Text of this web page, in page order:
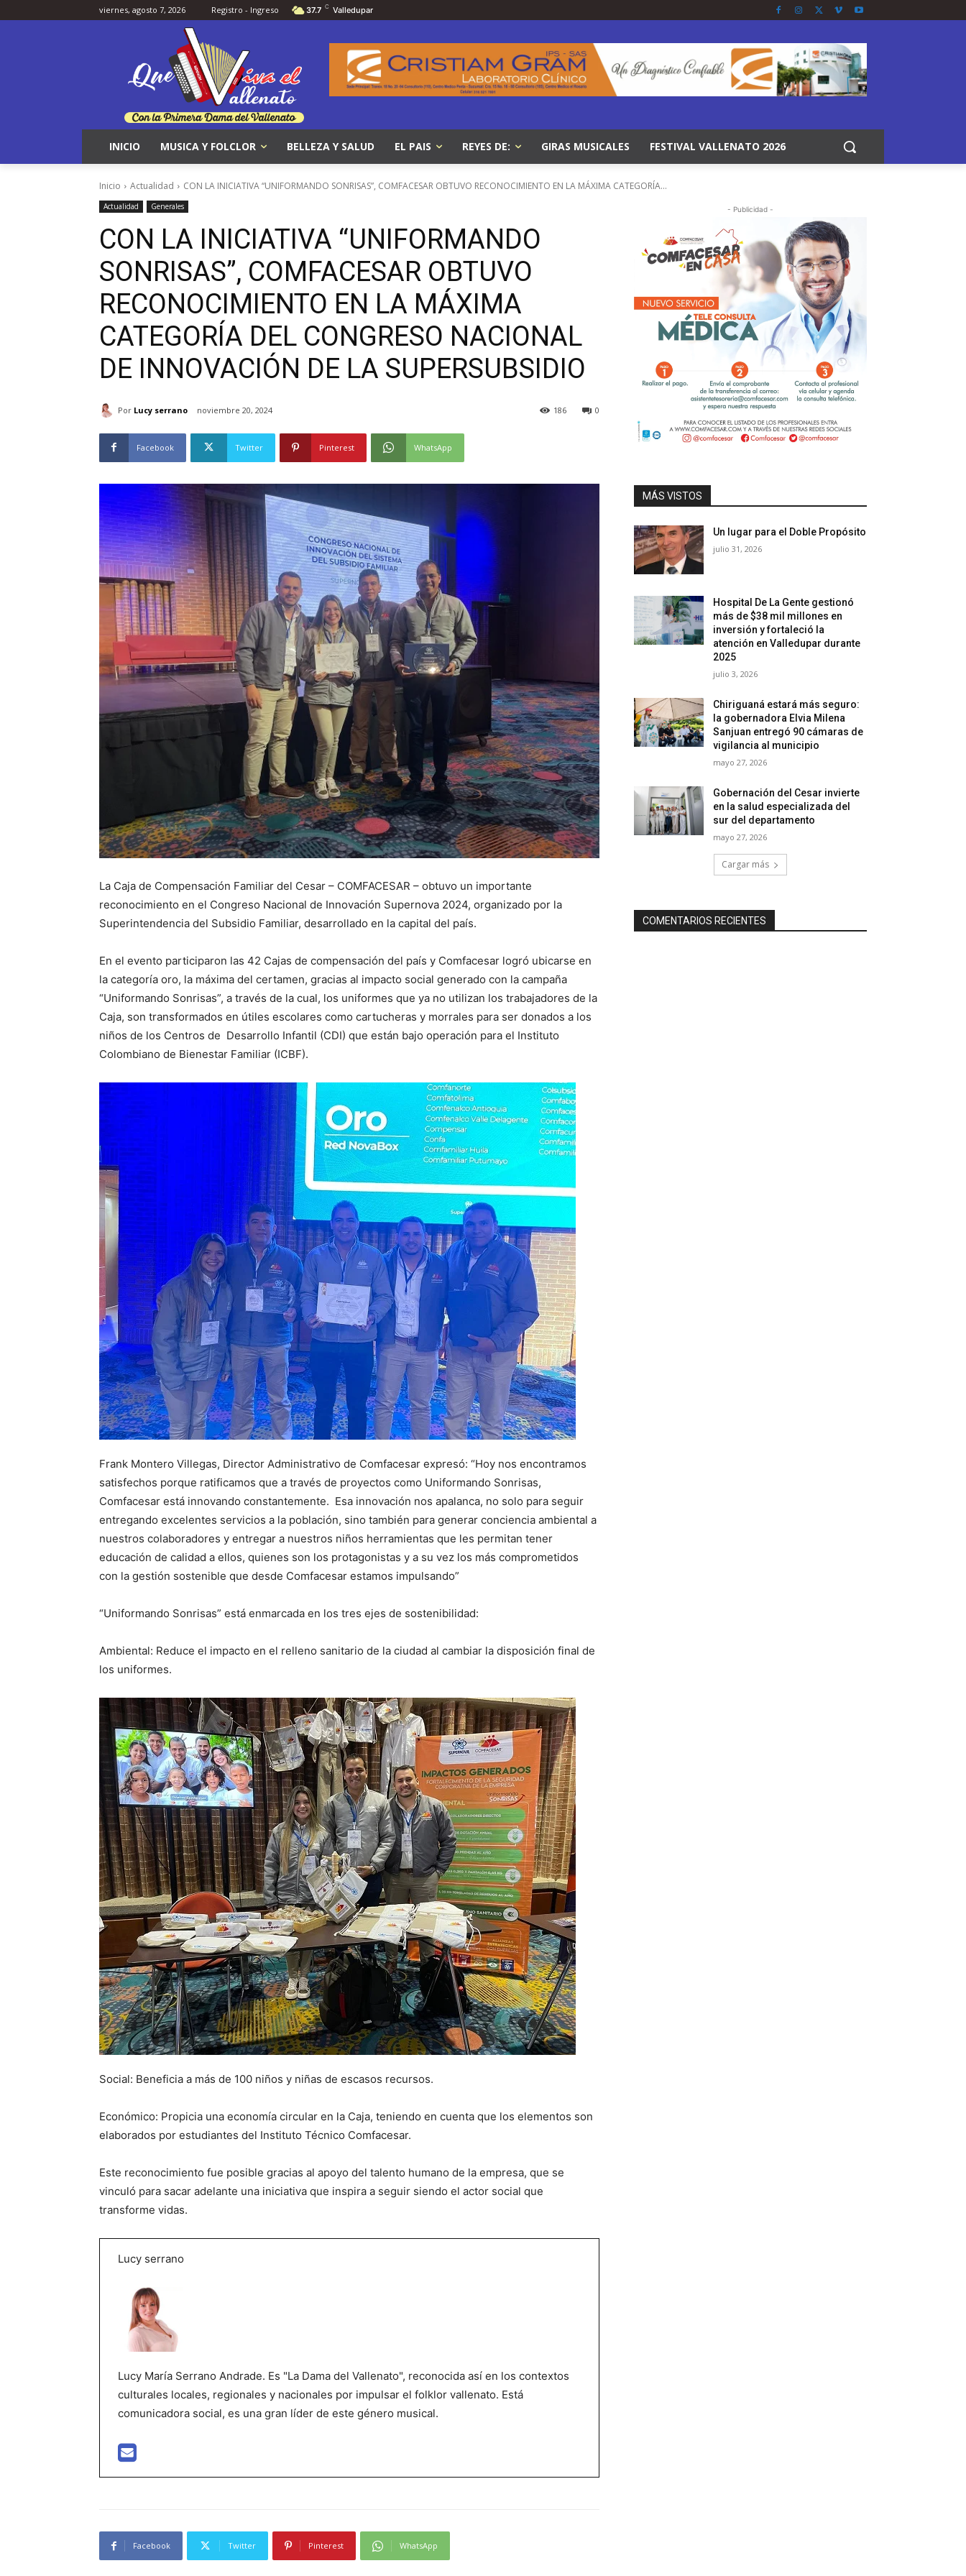
viernes, agosto 7, 2026 Registro - Ingreso 37.7 C Valledupar
INICIO MUSICA Y FOLCLOR BELLEZA Y SALUD EL PAIS REYES DE: GIRAS MUSICALES FESTIVAL VALLENATO 2026
Inicio Actualidad CON LA INICIATIVA “UNIFORMANDO SONRISAS”, COMFACESAR OBTUVO RECONOCIMIENTO EN LA MÁXIMA CATEGORÍA...
Actualidad Generales
CON LA INICIATIVA “UNIFORMANDO
SONRISAS”, COMFACESAR OBTUVO
RECONOCIMIENTO EN LA MÁXIMA
CATEGORÍA DEL CONGRESO NACIONAL
DE INNOVACIÓN DE LA SUPERSUBSIDIO
Por Lucy serrano noviembre 20, 2024 0
186
Facebook Twitter Pinterest WhatsApp
La Caja de Compensación Familiar del Cesar – COMFACESAR – obtuvo un importante
reconocimiento en el Congreso Nacional de Innovación Supernova 2024, organizado por la
Superintendencia del Subsidio Familiar, desarrollado en la capital del país.
En el evento participaron las 42 Cajas de compensación del país y Comfacesar logró ubicarse en
la categoría oro, la máxima del certamen, gracias al impacto social generado con la campaña
“Uniformando Sonrisas”, a través de la cual, los uniformes que ya no utilizan los trabajadores de la
Caja, son transformados en útiles escolares como cartucheras y morrales para ser donados a los
niños de los Centros de Desarrollo Infantil (CDI) que están bajo operación para el Instituto
Colombiano de Bienestar Familiar (ICBF).
Frank Montero Villegas, Director Administrativo de Comfacesar expresó: “Hoy nos encontramos
satisfechos porque ratificamos que a través de proyectos como Uniformando Sonrisas,
Comfacesar está innovando constantemente. Esa innovación nos apalanca, no solo para seguir
entregando excelentes servicios a la población, sino también para generar conciencia ambiental a
nuestros colaboradores y entregar a nuestros niños herramientas que les permitan tener
educación de calidad a ellos, quienes son los protagonistas y a su vez los más comprometidos
con la gestión sostenible que desde Comfacesar estamos impulsando”
“Uniformando Sonrisas” está enmarcada en los tres ejes de sostenibilidad:
Ambiental: Reduce el impacto en el relleno sanitario de la ciudad al cambiar la disposición final de
los uniformes.
Social: Beneficia a más de 100 niños y niñas de escasos recursos.
Económico: Propicia una economía circular en la Caja, teniendo en cuenta que los elementos son
elaborados por estudiantes del Instituto Técnico Comfacesar.
Este reconocimiento fue posible gracias al apoyo del talento humano de la empresa, que se
vinculó para sacar adelante una iniciativa que inspira a seguir siendo el actor social que
transforme vidas.
Lucy serrano
Lucy María Serrano Andrade. Es "La Dama del Vallenato", reconocida así en los contextos
culturales locales, regionales y nacionales por impulsar el folklor vallenato. Está
comunicadora social, es una gran líder de este género musical.
Facebook Twitter Pinterest WhatsApp
- Publicidad -
MÁS VISTOS
Un lugar para el Doble Propósito
julio 31, 2026
Hospital De La Gente gestionó
más de $38 mil millones en
inversión y fortaleció la
atención en Valledupar durante
2025
julio 3, 2026
Chiriguaná estará más seguro:
la gobernadora Elvia Milena
Sanjuan entregó 90 cámaras de
vigilancia al municipio
mayo 27, 2026
Gobernación del Cesar invierte
en la salud especializada del
sur del departamento
mayo 27, 2026
Cargar más
COMENTARIOS RECIENTES